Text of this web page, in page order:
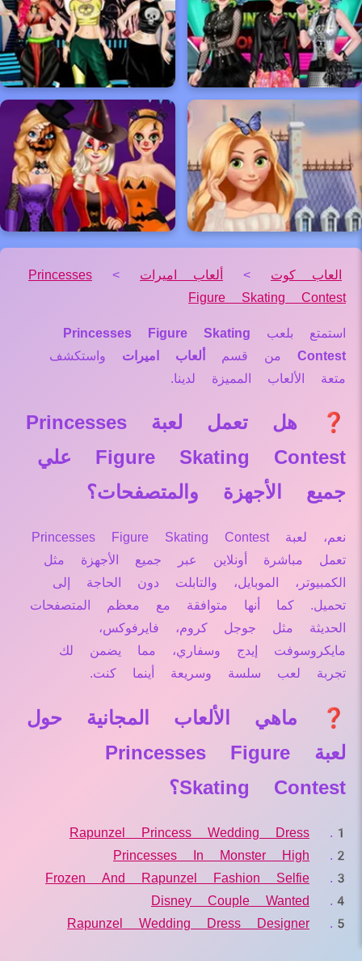
العاب كوت > ألعاب اميرات >
Princesses
Figure Skating Contest
استمتع بلعب Princesses Figure Skating
Contest من قسم ألعاب اميرات واستكشف
متعة الألعاب المميزة لدينا.
❓ هل تعمل لعبة Princesses
Figure Skating Contest علي
جميع الأجهزة والمتصفحات؟
نعم، لعبة Princesses Figure Skating Contest
تعمل مباشرة أونلاين عبر جميع الأجهزة مثل
الكمبيوتر، الموبايل، والتابلت دون الحاجة إلى
تحميل. كما أنها متوافقة مع معظم المتصفحات
الحديثة مثل جوجل كروم، فايرفوكس،
مايكروسوفت إيدج وسفاري، مما يضمن لك
تجربة لعب سلسة وسريعة أينما كنت.
❓ ماهي الألعاب المجانية حول
لعبة Princesses Figure
Skating Contest؟
Rapunzel Princess Wedding Dress
Princesses In Monster High
Frozen And Rapunzel Fashion Selfie
Disney Couple Wanted
Rapunzel Wedding Dress Designer